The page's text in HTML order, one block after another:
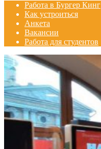
Работа в Бургер Кинг
Как устроиться
Анкета
Вакансии
Работа для студентов